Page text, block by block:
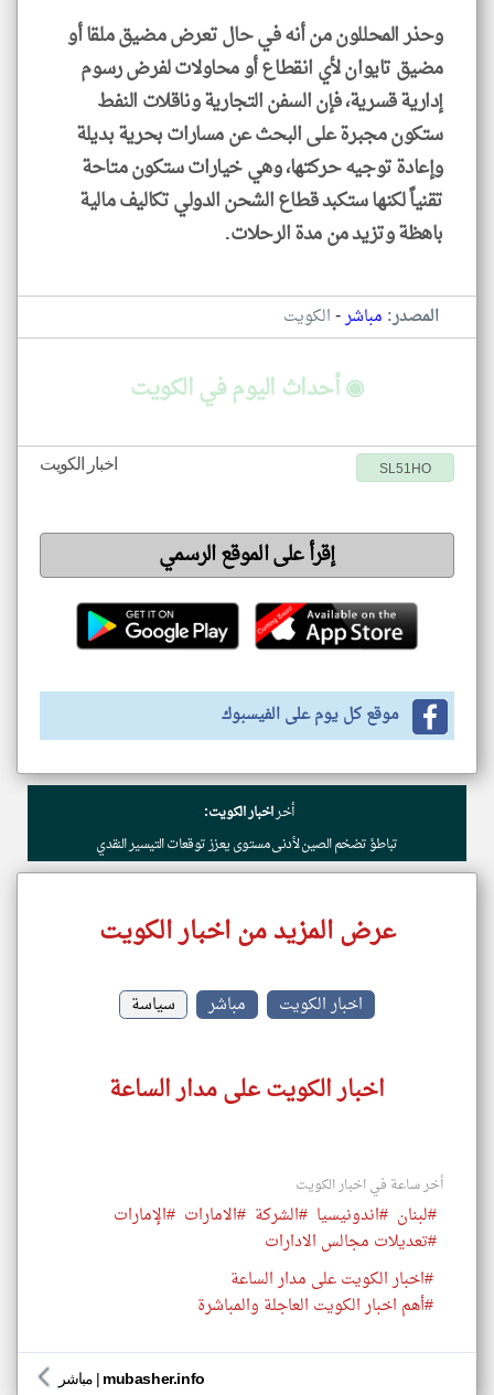
وحذر المحللون من أنه في حال تعرض مضيق ملقا أو
مضيق تايوان لأي انقطاع أو محاولات لفرض رسوم
إدارية قسرية، فإن السفن التجارية وناقلات النفط
ستكون مجبرة على البحث عن مسارات بحرية بديلة
وإعادة توجيه حركتها، وهي خيارات ستكون متاحة
تقنياً لكنها ستكبد قطاع الشحن الدولي تكاليف مالية
باهظة وتزيد من مدة الرحلات.
المصدر: مباشر-الكويت
◉ أحداث اليوم في الكويت
اخبار الكويت SL51HO
إقرأ على الموقع الرسمي
موقع كل يوم على الفيسبوك
أخراخبار الكويت:
تباطؤ تضخم الصين لأدنى مستوى يعزز توقعات التيسير النقدي
عرض المزيد من اخبار الكويت
اخبار الكويت مباشر سياسة
اخبار الكويت على مدار الساعة
أخر ساعة في اخبار الكويت
#لبنان #اندونيسيا #الشركة #الامارات #الإمارات
#تعديلات مجالس الادارات
#اخبار الكويت على مدار الساعة
#أهم اخبار الكويت العاجلة والمباشرة
مباشر | mubasher.info